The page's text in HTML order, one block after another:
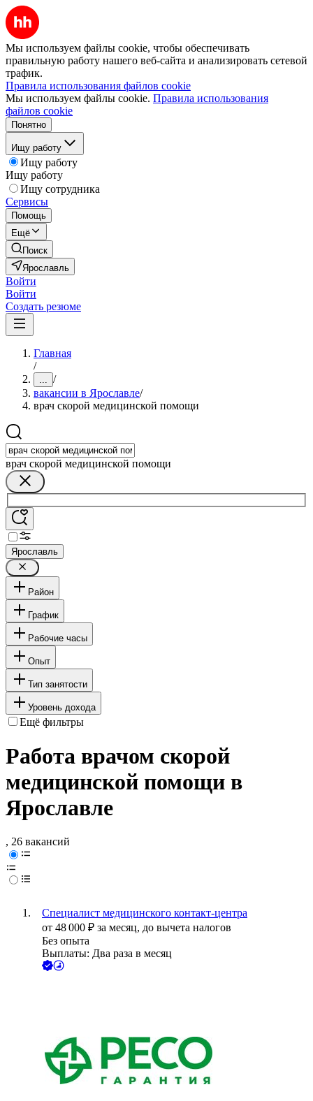
Мы используем файлы cookie, чтобы обеспечивать
правильную работу нашего веб-сайта и анализировать сетевой
трафик.
Правила использования файлов cookie
Мы используем файлы cookie. Правила использования
файлов cookie
Понятно
Ищу работу
Ищу работу
Ищу работу
Ищу сотрудника
Сервисы
Помощь
Ещё
Поиск
Ярославль
Войти
Войти
Создать резюме
Главная
/
... /
вакансии в Ярославле/
врач скорой медицинской помощи
врач скорой медицинской помощи
Ярославль
Район
График
Рабочие часы
Опыт
Тип занятости
Уровень дохода
Ещё фильтры
Работа врачом скорой
медицинской помощи в
Ярославле
, 26 вакансий
Специалист медицинского контакт-центра
от 48 000 ₽ за месяц, до вычета налогов
Без опыта
Выплаты: Два раза в месяц